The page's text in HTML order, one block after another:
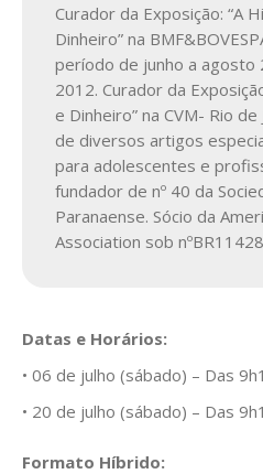
Curador da Exposição: “A
Dinheiro” na
período de junho a agosto
2012. Curador da
e Dinheiro” na CVM- Rio
de diversos artigos
para adolescentes e
fundador de nº 40 da
Paranaense. Sócio da
Association sob
Datas e Horários:
• 06 de julho (sábado) – Das
• 20 de julho (sábado) – Das
Formato Híbrido: